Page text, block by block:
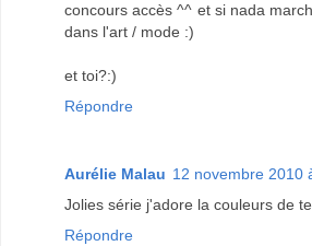
concours accès ^^ et si nada
dans l'art / mode :)
et toi?:)
Répondre
Aurélie Malau 12 novembre 2010
Jolies série j'adore la couleurs de
Répondre